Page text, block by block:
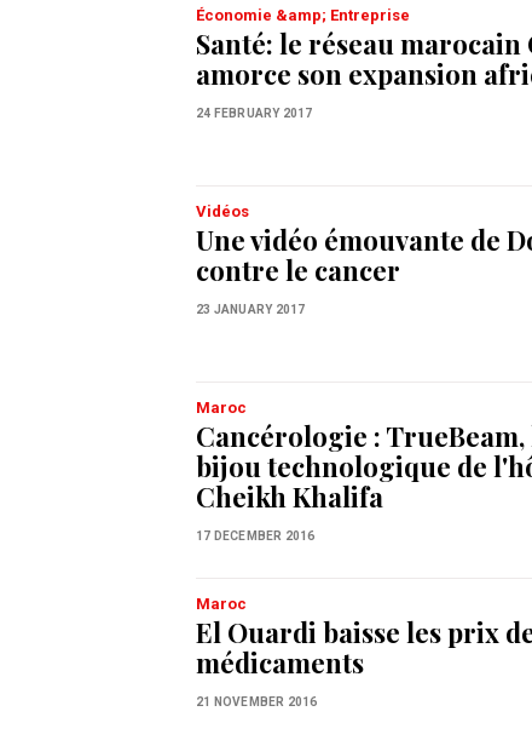
Économie &amp; Entreprise
Santé: le réseau marocain
amorce son expansion
24 FEBRUARY 2017
Vidéos
Une vidéo émouvante de
contre le cancer
23 JANUARY 2017
Maroc
Cancérologie :
bijou technologique de
Cheikh Khalifa
17 DECEMBER 2016
Maroc
El Ouardi baisse les prix
médicaments
21 NOVEMBER 2016